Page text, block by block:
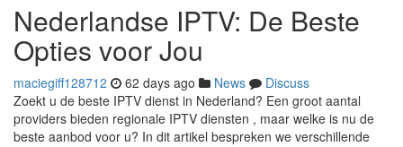
Nederlandse IPTV: De Beste
Opties voor Jou
maciegiff128712 62 days ago News
Discuss
Zoekt u de beste IPTV dienst in Nederland? Een groot aantal
providers bieden regionale IPTV diensten , maar welke is nu de
beste aanbod voor u? In dit artikel bespreken we verschillende